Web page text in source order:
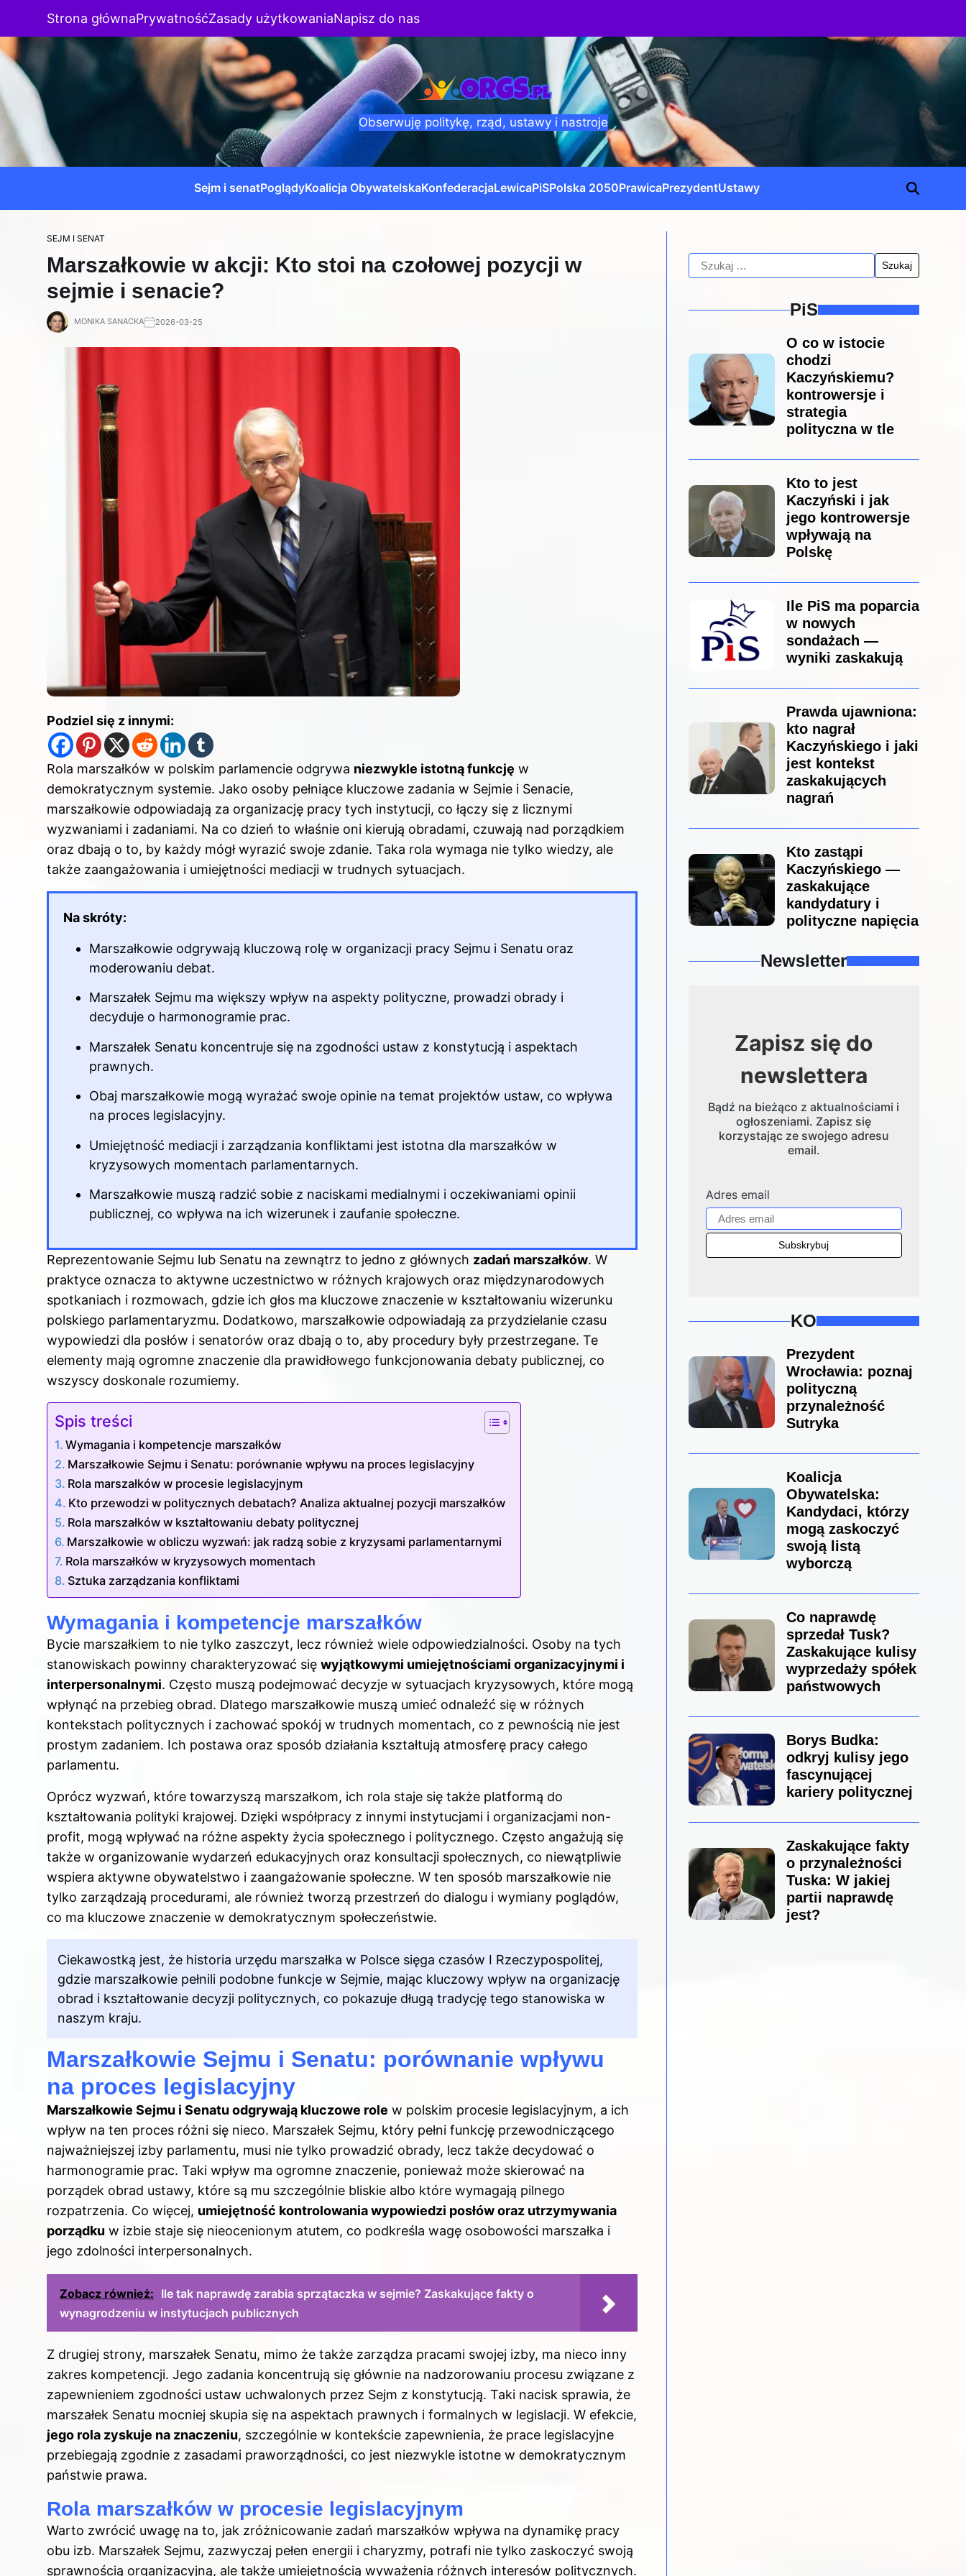
Strona głównaPrywatnośćZasady użytkowaniaNapisz do nas
Obserwuję politykę, rząd, ustawy i nastroje
Sejm i senatPoglądyKoalicja ObywatelskaKonfederacjaLewicaPiSPolska 2050PrawicaPrezydentUstawy
SEJM I SENAT
Marszałkowie w akcji: Kto stoi na czołowej pozycji w
sejmie i senacie?
MONIKA SANACKA 2026-03-25
Podziel się z innymi:
Rola marszałków w polskim parlamencie odgrywa niezwykle istotną funkcję w
demokratycznym systemie. Jako osoby pełniące kluczowe zadania w Sejmie i Senacie,
marszałkowie odpowiadają za organizację pracy tych instytucji, co łączy się z licznymi
wyzwaniami i zadaniami. Na co dzień to właśnie oni kierują obradami, czuwają nad porządkiem
oraz dbają o to, by każdy mógł wyrazić swoje zdanie. Taka rola wymaga nie tylko wiedzy, ale
także zaangażowania i umiejętności mediacji w trudnych sytuacjach.
Na skróty:
Marszałkowie odgrywają kluczową rolę w organizacji pracy Sejmu i Senatu oraz
moderowaniu debat.
Marszałek Sejmu ma większy wpływ na aspekty polityczne, prowadzi obrady i
decyduje o harmonogramie prac.
Marszałek Senatu koncentruje się na zgodności ustaw z konstytucją i aspektach
prawnych.
Obaj marszałkowie mogą wyrażać swoje opinie na temat projektów ustaw, co wpływa
na proces legislacyjny.
Umiejętność mediacji i zarządzania konfliktami jest istotna dla marszałków w
kryzysowych momentach parlamentarnych.
Marszałkowie muszą radzić sobie z naciskami medialnymi i oczekiwaniami opinii
publicznej, co wpływa na ich wizerunek i zaufanie społeczne.
Reprezentowanie Sejmu lub Senatu na zewnątrz to jedno z głównych zadań marszałków. W
praktyce oznacza to aktywne uczestnictwo w różnych krajowych oraz międzynarodowych
spotkaniach i rozmowach, gdzie ich głos ma kluczowe znaczenie w kształtowaniu wizerunku
polskiego parlamentaryzmu. Dodatkowo, marszałkowie odpowiadają za przydzielanie czasu
wypowiedzi dla posłów i senatorów oraz dbają o to, aby procedury były przestrzegane. Te
elementy mają ogromne znaczenie dla prawidłowego funkcjonowania debaty publicznej, co
wszyscy doskonale rozumiemy.
Spis treści
Wymagania i kompetencje marszałków
Marszałkowie Sejmu i Senatu: porównanie wpływu na proces legislacyjny
Rola marszałków w procesie legislacyjnym
Kto przewodzi w politycznych debatach? Analiza aktualnej pozycji marszałków
Rola marszałków w kształtowaniu debaty politycznej
Marszałkowie w obliczu wyzwań: jak radzą sobie z kryzysami parlamentarnymi
Rola marszałków w kryzysowych momentach
Sztuka zarządzania konfliktami
Wymagania i kompetencje marszałków
Bycie marszałkiem to nie tylko zaszczyt, lecz również wiele odpowiedzialności. Osoby na tych
stanowiskach powinny charakteryzować się wyjątkowymi umiejętnościami organizacyjnymi i
interpersonalnymi. Często muszą podejmować decyzje w sytuacjach kryzysowych, które mogą
wpłynąć na przebieg obrad. Dlatego marszałkowie muszą umieć odnaleźć się w różnych
kontekstach politycznych i zachować spokój w trudnych momentach, co z pewnością nie jest
prostym zadaniem. Ich postawa oraz sposób działania kształtują atmosferę pracy całego
parlamentu.
Oprócz wyzwań, które towarzyszą marszałkom, ich rola staje się także platformą do
kształtowania polityki krajowej. Dzięki współpracy z innymi instytucjami i organizacjami non-
profit, mogą wpływać na różne aspekty życia społecznego i politycznego. Często angażują się
także w organizowanie wydarzeń edukacyjnych oraz konsultacji społecznych, co niewątpliwie
wspiera aktywne obywatelstwo i zaangażowanie społeczne. W ten sposób marszałkowie nie
tylko zarządzają procedurami, ale również tworzą przestrzeń do dialogu i wymiany poglądów,
co ma kluczowe znaczenie w demokratycznym społeczeństwie.
Ciekawostką jest, że historia urzędu marszałka w Polsce sięga czasów I Rzeczypospolitej,
gdzie marszałkowie pełnili podobne funkcje w Sejmie, mając kluczowy wpływ na organizację
obrad i kształtowanie decyzji politycznych, co pokazuje długą tradycję tego stanowiska w
naszym kraju.
Marszałkowie Sejmu i Senatu: porównanie wpływu
na proces legislacyjny
Marszałkowie Sejmu i Senatu odgrywają kluczowe role w polskim procesie legislacyjnym, a ich
wpływ na ten proces różni się nieco. Marszałek Sejmu, który pełni funkcję przewodniczącego
najważniejszej izby parlamentu, musi nie tylko prowadzić obrady, lecz także decydować o
harmonogramie prac. Taki wpływ ma ogromne znaczenie, ponieważ może skierować na
porządek obrad ustawy, które są mu szczególnie bliskie albo które wymagają pilnego
rozpatrzenia. Co więcej, umiejętność kontrolowania wypowiedzi posłów oraz utrzymywania
porządku w izbie staje się nieocenionym atutem, co podkreśla wagę osobowości marszałka i
jego zdolności interpersonalnych.
Zobacz również: Ile tak naprawdę zarabia sprzątaczka w sejmie? Zaskakujące fakty o
wynagrodzeniu w instytucjach publicznych
Z drugiej strony, marszałek Senatu, mimo że także zarządza pracami swojej izby, ma nieco inny
zakres kompetencji. Jego zadania koncentrują się głównie na nadzorowaniu procesu związane z
zapewnieniem zgodności ustaw uchwalonych przez Sejm z konstytucją. Taki nacisk sprawia, że
marszałek Senatu mocniej skupia się na aspektach prawnych i formalnych w legislacji. W efekcie,
jego rola zyskuje na znaczeniu, szczególnie w kontekście zapewnienia, że prace legislacyjne
przebiegają zgodnie z zasadami praworządności, co jest niezwykle istotne w demokratycznym
państwie prawa.
Rola marszałków w procesie legislacyjnym
Warto zwrócić uwagę na to, jak zróżnicowanie zadań marszałków wpływa na dynamikę pracy
obu izb. Marszałek Sejmu, zazwyczaj pełen energii i charyzmy, potrafi nie tylko zaskoczyć swoją
sprawnością organizacyjną, ale także umiejętnością wyważenia różnych interesów politycznych.
PiS
O co w istocie
chodzi
Kaczyńskiemu?
kontrowersje i
strategia
polityczna w tle
Kto to jest
Kaczyński i jak
jego kontrowersje
wpływają na
Polskę
Ile PiS ma poparcia
w nowych
sondażach —
wyniki zaskakują
Prawda ujawniona:
kto nagrał
Kaczyńskiego i jaki
jest kontekst
zaskakujących
nagrań
Kto zastąpi
Kaczyńskiego —
zaskakujące
kandydatury i
polityczne napięcia
Newsletter
Zapisz się do
newslettera
Bądź na bieżąco z aktualnościami i
ogłoszeniami. Zapisz się
korzystając ze swojego adresu
email.
Adres email
KO
Prezydent
Wrocławia: poznaj
polityczną
przynależność
Sutryka
Koalicja
Obywatelska:
Kandydaci, którzy
mogą zaskoczyć
swoją listą
wyborczą
Co naprawdę
sprzedał Tusk?
Zaskakujące kulisy
wyprzedaży spółek
państwowych
Borys Budka:
odkryj kulisy jego
fascynującej
kariery politycznej
Zaskakujące fakty
o przynależności
Tuska: W jakiej
partii naprawdę
jest?